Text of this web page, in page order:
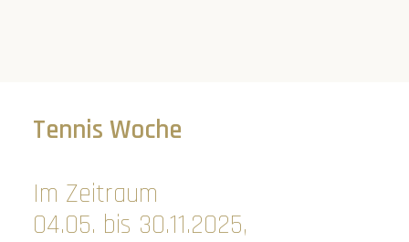
Tennis Woche
Im Zeitraum
04.05. bis 30.11.2025,